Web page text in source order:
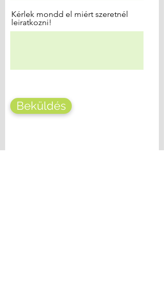
Kérlek mondd el miért szeretnél
leiratkozni!
Beküldés